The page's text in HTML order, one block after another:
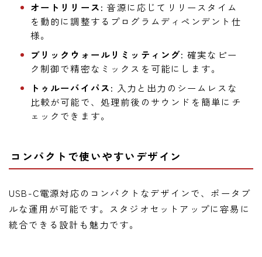
オートリリース: 音源に応じてリリースタイム
を動的に調整するプログラムディペンデント仕
様。
ブリックウォールリミッティング: 確実なピー
ク制御で精密なミックスを可能にします。
トゥルーバイパス: 入力と出力のシームレスな
比較が可能で、処理前後のサウンドを簡単にチ
ェックできます。
コンパクトで使いやすいデザイン
USB-C電源対応のコンパクトなデザインで、ポータブ
ルな運用が可能です。スタジオセットアップに容易に
統合できる設計も魅力です。